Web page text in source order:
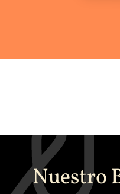
Nuestro